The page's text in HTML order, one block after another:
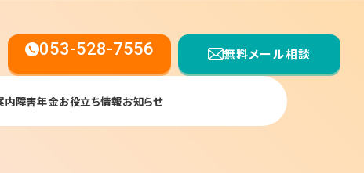
053-528-7556 無料メール相談
内障害年金お役立ち情報お知らせ